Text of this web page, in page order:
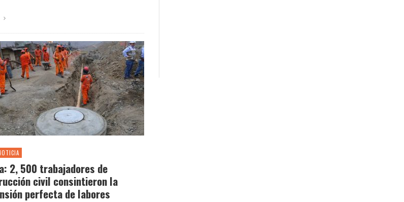
2, 500 trabajadores de
civil consintieron la
perfecta de labores